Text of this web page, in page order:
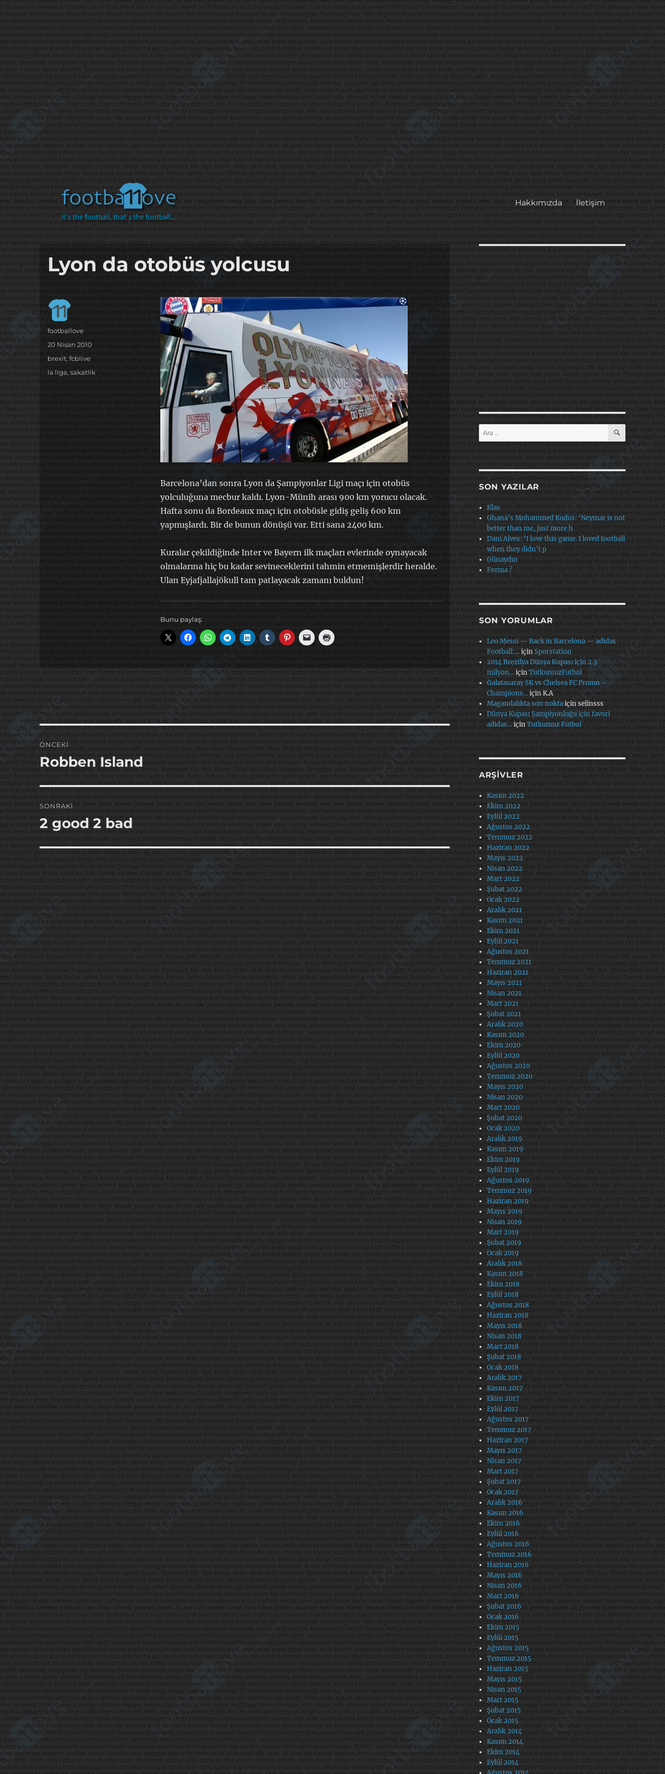
footbaLLove
it's the football, that's the football…
Hakkımızda İletişim
Lyon da otobüs yolcusu
Barcelona’dan sonra Lyon da Şampiyonlar Ligi maçı için otobüs
yolculuğuna mecbur kaldı. Lyon-Münih arası 900 km yorucu olacak.
Hafta sonu da Bordeaux maçı için otobüsle gidiş geliş 600 km
yapmışlardı. Bir de bunun dönüşü var. Etti sana 2400 km.
Kuralar çekildiğinde Inter ve Bayern ilk maçları evlerinde oynayacak
olmalarına hiç bu kadar sevineceklerini tahmin etmemişlerdir heralde.
Ulan Eyjafjallajökull tam patlayacak zamanı buldun!
Bunu paylaş:
Yazar
footballove
Yayın
tarihi
20 Nisan 2010
Kategoriler
brexit,fcblive
Etiketler
la liga,sakatlik
Yazı
gezinmesi
ÖNCEKI
Önceki
yazı:
Robben Island
SONRAKI
Sonraki
yazı:
2 good 2 bad
Ara: ARA
SON YAZILAR
Klas
Ghana’s Mohammed Kudus: ‘Neymar is not
better than me, just more h
Dani Alves: ‘I love this game. I loved football
when they didn’t p
Günaydın
Forma ?
SON YORUMLAR
Leo Messi — Back in Barcelona — adidas
Football:…içinSporstation
2014 Brezilya Dünya Kupası için 2.3
milyon…içinTutkumuzFutbol
Galatasaray SK vs Chelsea FC Promo –
Champions…içinK.A
Magandalıkta son noktaiçinselinsss
Dünya Kupası Şampiyonluğu için favori
adidas…içinTutkumuz Futbol
ARŞIVLER
Kasım 2022
Ekim 2022
Eylül 2022
Ağustos 2022
Temmuz 2022
Haziran 2022
Mayıs 2022
Nisan 2022
Mart 2022
Şubat 2022
Ocak 2022
Aralık 2021
Kasım 2021
Ekim 2021
Eylül 2021
Ağustos 2021
Temmuz 2021
Haziran 2021
Mayıs 2021
Nisan 2021
Mart 2021
Şubat 2021
Aralık 2020
Kasım 2020
Ekim 2020
Eylül 2020
Ağustos 2020
Temmuz 2020
Mayıs 2020
Nisan 2020
Mart 2020
Şubat 2020
Ocak 2020
Aralık 2019
Kasım 2019
Ekim 2019
Eylül 2019
Ağustos 2019
Temmuz 2019
Haziran 2019
Mayıs 2019
Nisan 2019
Mart 2019
Şubat 2019
Ocak 2019
Aralık 2018
Kasım 2018
Ekim 2018
Eylül 2018
Ağustos 2018
Haziran 2018
Mayıs 2018
Nisan 2018
Mart 2018
Şubat 2018
Ocak 2018
Aralık 2017
Kasım 2017
Ekim 2017
Eylül 2017
Ağustos 2017
Temmuz 2017
Haziran 2017
Mayıs 2017
Nisan 2017
Mart 2017
Şubat 2017
Ocak 2017
Aralık 2016
Kasım 2016
Ekim 2016
Eylül 2016
Ağustos 2016
Temmuz 2016
Haziran 2016
Mayıs 2016
Nisan 2016
Mart 2016
Şubat 2016
Ocak 2016
Ekim 2015
Eylül 2015
Ağustos 2015
Temmuz 2015
Haziran 2015
Mayıs 2015
Nisan 2015
Mart 2015
Şubat 2015
Ocak 2015
Aralık 2014
Kasım 2014
Ekim 2014
Eylül 2014